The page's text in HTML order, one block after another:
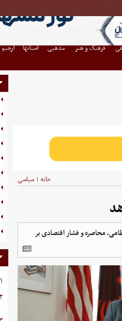
فرهنگ و هنر مذهبی استانها آرشیو
خانه | سیاسی
محاصره و فشار اقتصادی بر
۱.
۲.